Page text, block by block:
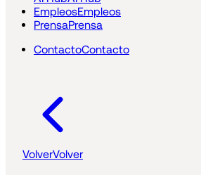
EmpleosEmpleos
PrensaPrensa
ContactoContacto
VolverVolver